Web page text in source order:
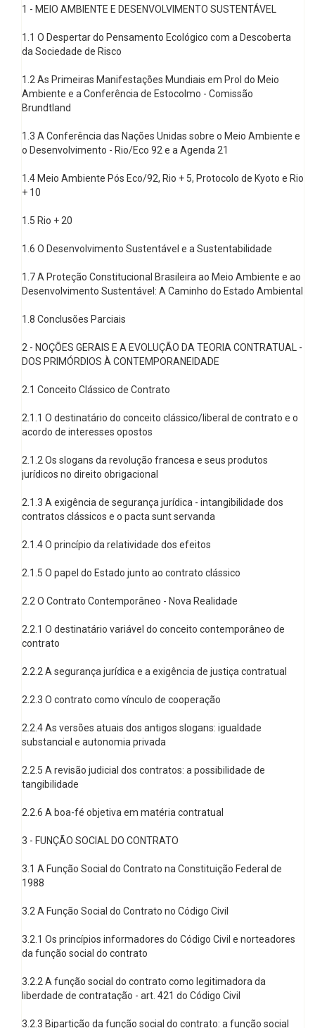
1 - MEIO AMBIENTE E DESENVOLVIMENTO SUSTENTÁVEL
1.1 O Despertar do Pensamento Ecológico com a Descoberta
da Sociedade de Risco
1.2 As Primeiras Manifestações Mundiais em Prol do Meio
Ambiente e a Conferência de Estocolmo - Comissão
Brundtland
1.3 A Conferência das Nações Unidas sobre o Meio Ambiente e
o Desenvolvimento - Rio/Eco 92 e a Agenda 21
1.4 Meio Ambiente Pós Eco/92, Rio + 5, Protocolo de Kyoto e Rio
+ 10
1.5 Rio + 20
1.6 O Desenvolvimento Sustentável e a Sustentabilidade
1.7 A Proteção Constitucional Brasileira ao Meio Ambiente e ao
Desenvolvimento Sustentável: A Caminho do Estado Ambiental
1.8 Conclusões Parciais
2 - NOÇÕES GERAIS E A EVOLUÇÃO DA TEORIA CONTRATUAL -
DOS PRIMÓRDIOS À CONTEMPORANEIDADE
2.1 Conceito Clássico de Contrato
2.1.1 O destinatário do conceito clássico/liberal de contrato e o
acordo de interesses opostos
2.1.2 Os slogans da revolução francesa e seus produtos
jurídicos no direito obrigacional
2.1.3 A exigência de segurança jurídica - intangibilidade dos
contratos clássicos e o pacta sunt servanda
2.1.4 O princípio da relatividade dos efeitos
2.1.5 O papel do Estado junto ao contrato clássico
2.2 O Contrato Contemporâneo - Nova Realidade
2.2.1 O destinatário variável do conceito contemporâneo de
contrato
2.2.2 A segurança jurídica e a exigência de justiça contratual
2.2.3 O contrato como vínculo de cooperação
2.2.4 As versões atuais dos antigos slogans: igualdade
substancial e autonomia privada
2.2.5 A revisão judicial dos contratos: a possibilidade de
tangibilidade
2.2.6 A boa-fé objetiva em matéria contratual
3 - FUNÇÃO SOCIAL DO CONTRATO
3.1 A Função Social do Contrato na Constituição Federal de
1988
3.2 A Função Social do Contrato no Código Civil
3.2.1 Os princípios informadores do Código Civil e norteadores
da função social do contrato
3.2.2 A função social do contrato como legitimadora da
liberdade de contratação - art. 421 do Código Civil
3.2.3 Bipartição da função social do contrato: a função social